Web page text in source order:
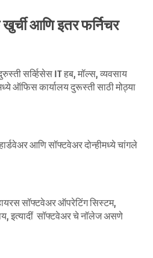
आणि इतर फर्निचर
सर्व्हिसेस IT हब, मॉल्स, व्यवसाय
ऑफिस कार्यालय दुरूस्ती साठी मोठ्या
आणि सॉफ्टवेअर दोन्हीमध्ये चांगले
सॉफ्टवेअर ऑपरेटिंग सिस्टम,
इत्यादीं सॉफ्टवेअर चे नॉलेज असणे